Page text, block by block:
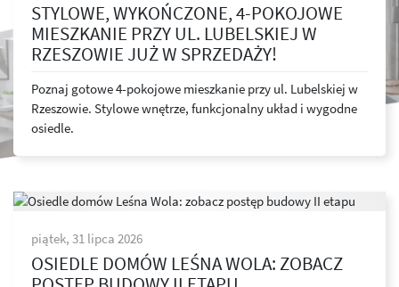
STYLOWE, WYKOŃCZONE, 4-POKOJOWE
MIESZKANIE PRZY UL. LUBELSKIEJ W
RZESZOWIE JUŻ W SPRZEDAŻY!
Poznaj gotowe 4-pokojowe mieszkanie przy ul. Lubelskiej w
Rzeszowie. Stylowe wnętrze, funkcjonalny układ i wygodne
osiedle.
piątek, 31 lipca 2026
OSIEDLE DOMÓW LEŚNA WOLA: ZOBACZ